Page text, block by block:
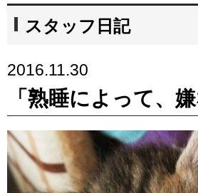
スタッフ日記
2016.11.30
「熟睡によって、